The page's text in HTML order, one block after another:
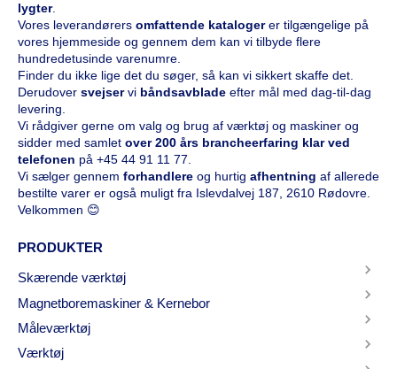
lygter.
Vores leverandørers omfattende katalogerer tilgængelige på
vores hjemmeside og gennem dem kan vi tilbyde flere
hundredetusinde varenumre.
Finder du ikke lige det du søger, så kan vi sikkert skaffe det.
Derudover svejservi båndsavblade efter mål med dag-til-dag
levering.
Vi rådgiver gerne om valg og brug af værktøj og maskiner og
sidder med samlet over 200 års brancheerfaring klar ved
telefonen på +45 44 91 11 77.
Vi sælger gennem forhandlere og hurtig afhentning af allerede
bestilte varer er også muligt fra Islevdalvej 187, 2610 Rødovre.
Velkommen 😊
PRODUKTER
Skærende værktøj
Magnetboremaskiner & Kernebor
Måleværktøj
Værktøj